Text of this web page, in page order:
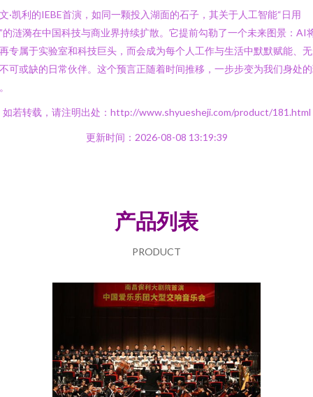
·凯利的IEBE首演，如同一颗投入湖面的石子，其关于人工智能“日用
的涟漪在中国科技与商业界持续扩散。它提前勾勒了一个未来图景：AI
专属于实验室和科技巨头，而会成为每个人工作与生活中默默赋能、
可或缺的日常伙伴。这个预言正随着时间推移，一步步变为我们身处
如若转载，请注明出处：http://www.shyuesheji.com/product/181.html
更新时间：2026-08-08 13:19:39
产品列表
PRODUCT